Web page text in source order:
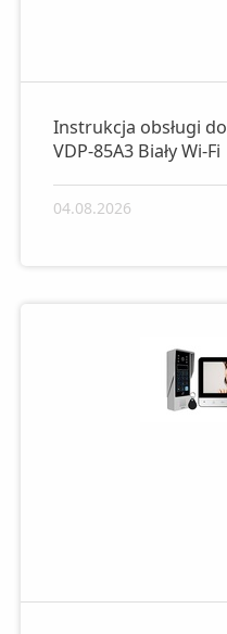
Instrukcja obsługi
VDP-85A3 Biały Wi-Fi
04.08.2026